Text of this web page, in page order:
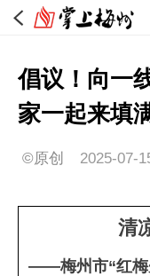
倡议！向一
家一起来填
©原创 2025-07-
清
——梅州市“红梅